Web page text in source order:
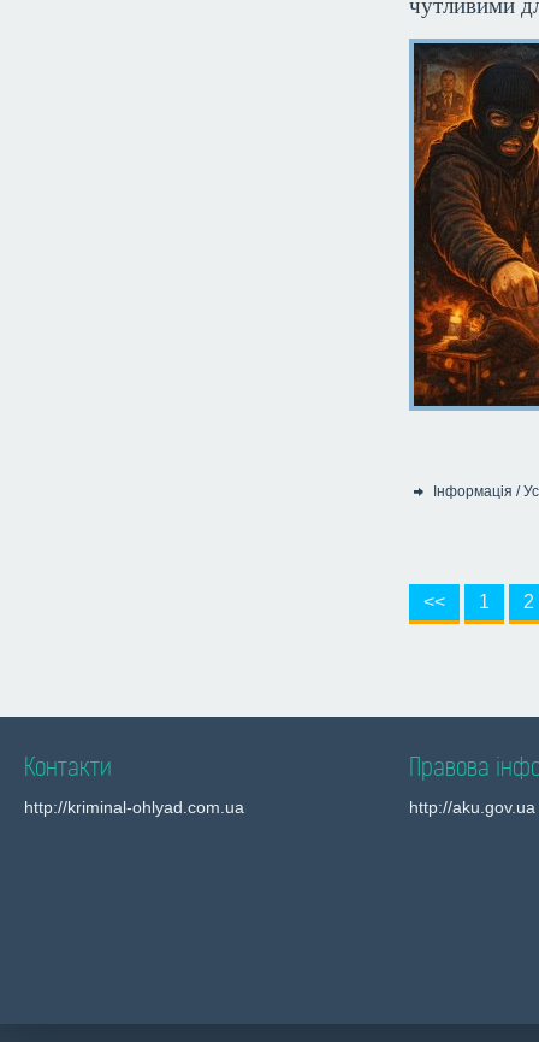
чутливими
Інформація /
<< 1 2
Контакти
http://kriminal-ohlyad.com.ua
Правова
http://aku.gov.ua